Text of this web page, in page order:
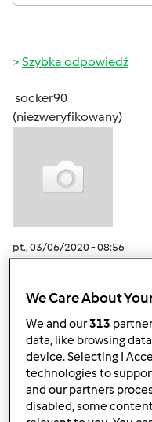
Szybka odpowiedź
socker90
(niezweryfikowany)
pt., 03/06/2020 - 08:56
Varicosocks
Zaloguj
We Care About
We and our313
data, like browsing
device. Selecting I
technologies to
and our partners
disabled, some